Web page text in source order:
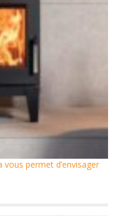
permet d’envisager